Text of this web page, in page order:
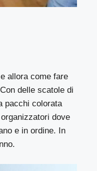
allora come fare
delle scatole di
pacchi colorata
dove
e in ordine. In